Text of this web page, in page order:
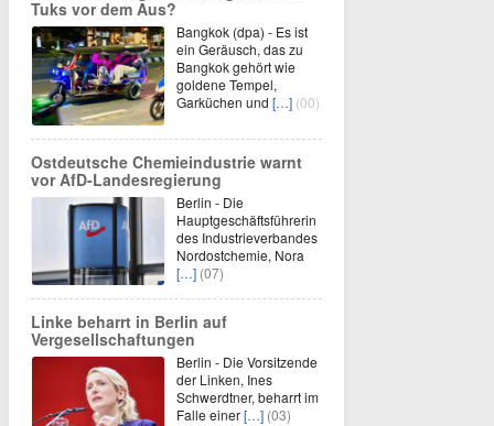
Tuks vor dem Aus?
Bangkok (dpa) - Es ist
ein Geräusch, das zu
Bangkok gehört wie
goldene Tempel,
Garküchen und […] (00)
Ostdeutsche Chemieindustrie warnt
vor AfD-Landesregierung
Berlin - Die
Hauptgeschäftsführerin
des Industrieverbandes
Nordostchemie, Nora
[…] (07)
Linke beharrt in Berlin auf
Vergesellschaftungen
Berlin - Die Vorsitzende
der Linken, Ines
Schwerdtner, beharrt im
Falle einer[…] (03)